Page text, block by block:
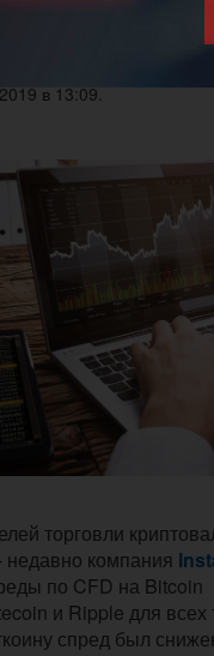
спреды по
в 13:09.
торговли
недавно компания
по CFD на Bitcoin
и Ripple для всех
спред был